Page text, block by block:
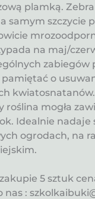
plamką.
samym szczycie
na maj/
zabiegów
o
roślina mogła
Idealnie nadaje
ogrodach, na
5 sztuk
nas :